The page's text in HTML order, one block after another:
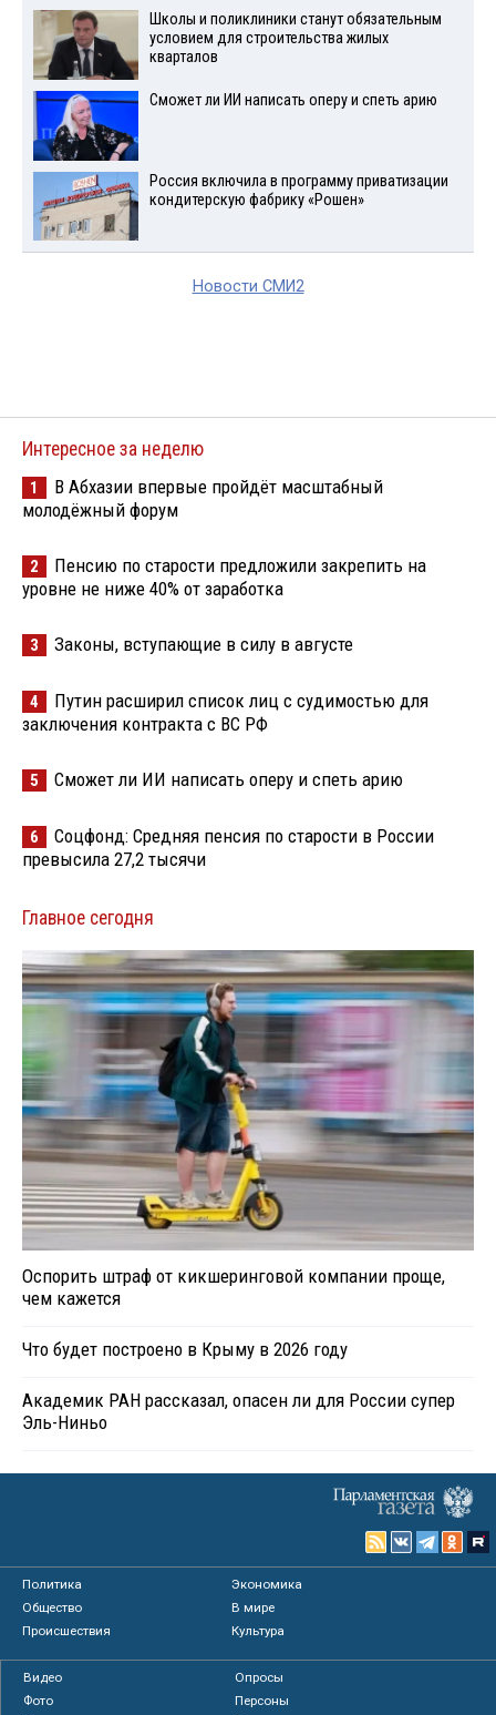
Школы и поликлиники станут обязательным
условием для строительства жилых
кварталов
Сможет ли ИИ написать оперу и спеть арию
Россия включила в программу приватизации
кондитерскую фабрику «Рошен»
Новости СМИ2
Интересное за неделю
1
В Абхазии впервые пройдёт масштабный
молодёжный форум
2
Пенсию по старости предложили закрепить на
уровне не ниже 40% от заработка
3 Законы, вступающие в силу в августе
4
Путин расширил список лиц с судимостью для
заключения контракта с ВС РФ
5 Сможет ли ИИ написать оперу и спеть арию
6
Соцфонд: Средняя пенсия по старости в России
превысила 27,2 тысячи
Главное сегодня
Оспорить штраф от кикшеринговой компании проще,
чем кажется
Что будет построено в Крыму в 2026 году
Академик РАН рассказал, опасен ли для России супер
Эль-Ниньо
Политика
Экономика
Общество
В мире
Происшествия
Культура
Видео
Опросы
Фото
Персоны